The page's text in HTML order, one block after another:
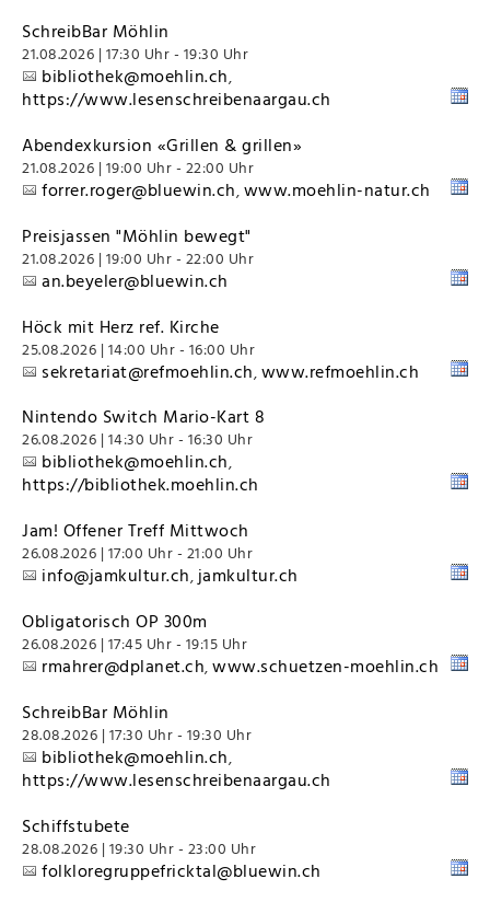
SchreibBar Möhlin
21.08.2026 | 17:30 Uhr - 19:30 Uhr
bibliothek@moehlin.ch,
https://www.lesenschreibenaargau.ch
Abendexkursion «Grillen & grillen»
21.08.2026 | 19:00 Uhr - 22:00 Uhr
forrer.roger@bluewin.ch,www.moehlin-natur.ch
Preisjassen "Möhlin bewegt"
21.08.2026 | 19:00 Uhr - 22:00 Uhr
an.beyeler@bluewin.ch
Höck mit Herz ref. Kirche
25.08.2026 | 14:00 Uhr - 16:00 Uhr
sekretariat@refmoehlin.ch,www.refmoehlin.ch
Nintendo Switch Mario-Kart 8
26.08.2026 | 14:30 Uhr - 16:30 Uhr
bibliothek@moehlin.ch,
https://bibliothek.moehlin.ch
Jam! Offener Treff Mittwoch
26.08.2026 | 17:00 Uhr - 21:00 Uhr
info@jamkultur.ch, jamkultur.ch
Obligatorisch OP 300m
26.08.2026 | 17:45 Uhr - 19:15 Uhr
rmahrer@dplanet.ch,www.schuetzen-moehlin.ch
SchreibBar Möhlin
28.08.2026 | 17:30 Uhr - 19:30 Uhr
bibliothek@moehlin.ch,
https://www.lesenschreibenaargau.ch
Schiffstubete
28.08.2026 | 19:30 Uhr - 23:00 Uhr
folkloregruppefricktal@bluewin.ch